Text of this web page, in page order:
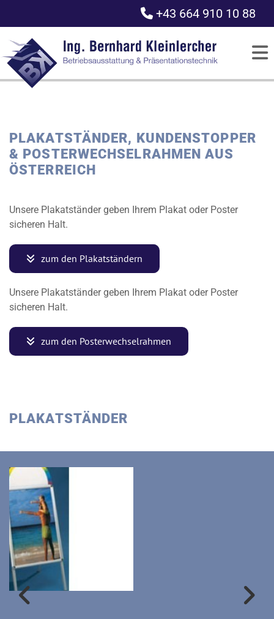
 +43 664 910 10 88
PLAKATSTÄNDER, KUNDENSTOPPER
& POSTERWECHSELRAHMEN AUS
ÖSTERREICH
Unsere Plakatständer geben Ihrem Plakat oder Poster
sicheren Halt.
zum den Plakatständern
Unsere Plakatständer geben Ihrem Plakat oder Poster
sicheren Halt.
zum den Posterwechselrahmen
PLAKATSTÄNDER